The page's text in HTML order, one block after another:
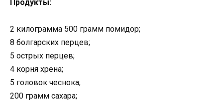
Продукты:
2 килограмма 500 грамм помидор;
8 болгарских перцев;
5 острых перцев;
4 корня хрена;
5 головок чеснока;
200 грамм сахара;